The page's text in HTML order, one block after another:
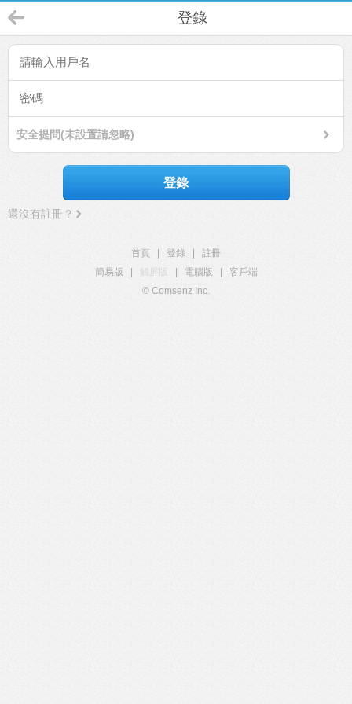
登錄
安全提問(未設置請忽略)
登錄
還沒有註冊？
首頁 登錄
註冊
簡易版
觸屏版 電腦版
客戶端
© Comsenz Inc.